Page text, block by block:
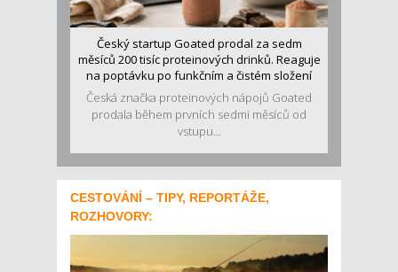
Český startup Goated prodal za sedm
měsíců 200 tisíc proteinových drinků. Reaguje
na poptávku po funkčním a čistém složení
Česká značka proteinových nápojů Goated
prodala během prvních sedmi měsíců od
vstupu...
CESTOVÁNÍ – TIPY, REPORTÁŽE,
ROZHOVORY: